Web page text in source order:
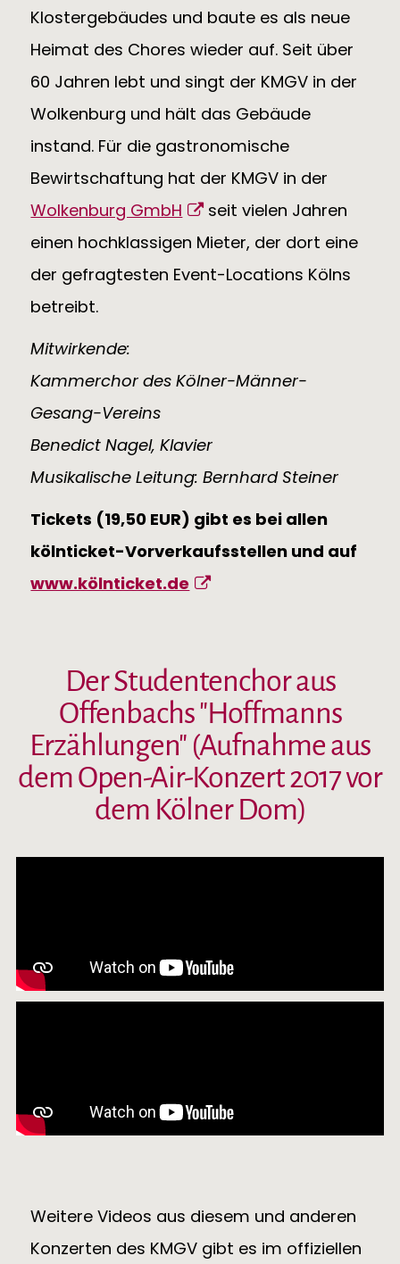
Klostergebäudes und baute es als neue
Heimat des Chores wieder auf. Seit über
60 Jahren lebt und singt der KMGV in der
Wolkenburg und hält das Gebäude
instand. Für die gastronomische
Bewirtschaftung hat der KMGV in der
Wolkenburg GmbH
seit vielen Jahren
einen hochklassigen Mieter, der dort eine
der gefragtesten Event-Locations Kölns
betreibt.
Mitwirkende:
Kammerchor des Kölner-Männer-
Gesang-Vereins
Benedict Nagel, Klavier
Musikalische Leitung: Bernhard Steiner
Tickets (19,50 EUR) gibt es bei allen
kölnticket-Vorverkaufsstellen und auf
www.kölnticket.de
Der Studentenchor aus
Offenbachs "Hoffmanns
Erzählungen" (Aufnahme aus
dem Open-Air-Konzert 2017 vor
dem Kölner Dom)
Weitere Videos aus diesem und anderen
Konzerten des KMGV gibt es im offiziellen